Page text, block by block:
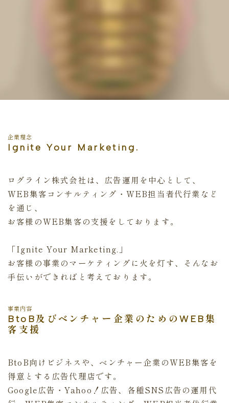
企業理念
Ignite Your Marketing.
ログライン株式会社は、広告運用を中心として、
WEB集客コンサルティング・WEB担当者代行業など
を通じ、
お客様のWEB集客の支援をしております。
「Ignite Your Marketing.」
お客様の事業のマーケティングに火を灯す、そんなお
手伝いができればと考えております。
事業内容
BtoB及びベンチャー企業のためのWEB集
客支援
BtoB向けビジネスや、ベンチャー企業のWEB集客を
得意とする広告代理店です。
Google広告・Yahoo！広告、各種SNS広告の運用代